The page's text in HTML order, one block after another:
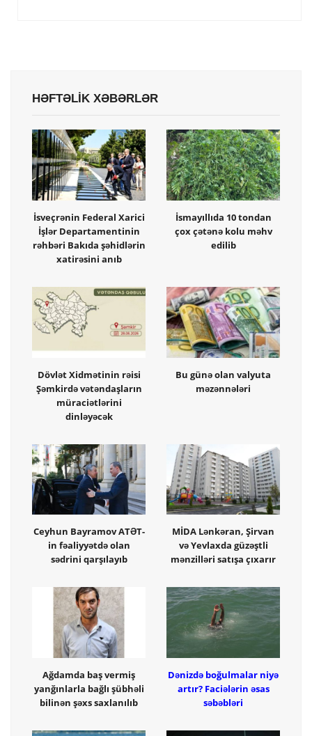
HƏFTƏLİK XƏBƏRLƏR
İsveçrənin Federal Xarici
İşlər Departamentinin
rəhbəri Bakıda şəhidlərin
xatirəsini anıb
İsmayıllıda 10 tondan
çox çətənə kolu məhv
edilib
Dövlət Xidmətinin rəisi
Şəmkirdə vətəndaşların
müraciətlərini
dinləyəcək
Bu günə olan valyuta
məzənnələri
Ceyhun Bayramov ATƏT-
in fəaliyyətdə olan
sədrini qarşılayıb
MİDA Lənkəran, Şirvan
və Yevlaxda güzəştli
mənzilləri satışa çıxarır
Ağdamda baş vermiş
yanğınlarla bağlı şübhəli
bilinən şəxs saxlanılıb
Dənizdə boğulmalar niyə
artır? Faciələrin əsas
səbəbləri